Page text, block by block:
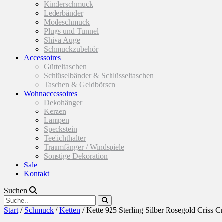
Kinderschmuck
Lederbänder
Modeschmuck
Plugs und Tunnel
Shiva Auge
Schmuckzubehör
Accessoires
Gürteltaschen
Schlüselbänder & Schlüsseltaschen
Taschen & Geldbörsen
Wohnaccessoires
Dekohänger
Kerzen
Lampen
Speckstein
Teelichthalter
Traumfänger / Windspiele
Sonstige Dekoration
Sale
Kontakt
Suchen
Start / Schmuck /Ketten / Kette 925 Sterling Silber Rosegold Criss